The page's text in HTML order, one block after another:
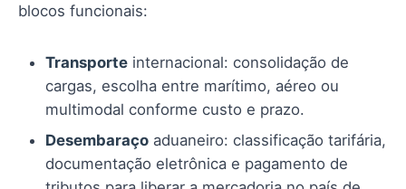
blocos funcionais:
Transporte internacional: consolidação de
cargas, escolha entre marítimo, aéreo ou
multimodal conforme custo e prazo.
Desembaraço aduaneiro: classificação tarifária,
documentação eletrônica e pagamento de